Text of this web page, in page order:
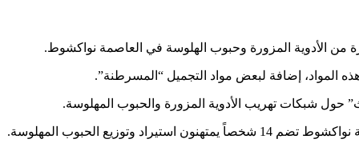
الأدوية المزورة وحبوب الهلوسة في العاصمة نواكشوط.
حول شبكات تهريب الأدوية المزورة والحبوب المهلوسة.
الحبوب المهلوسة.